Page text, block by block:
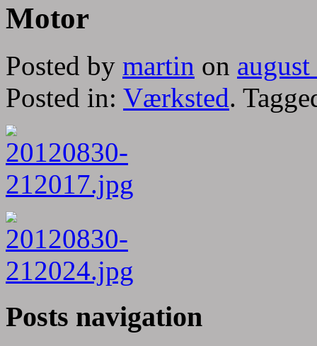
Motor
Posted by martin on
Posted in: Værksted.
Posts navigation